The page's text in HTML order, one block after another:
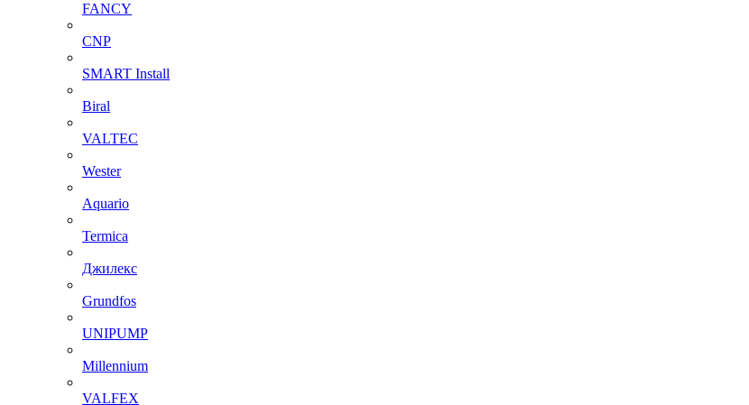
FANCY
CNP
SMART Install
Biral
VALTEC
Wester
Aquario
Termica
Джилекс
Grundfos
UNIPUMP
Millennium
VALFEX